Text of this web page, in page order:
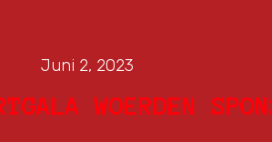
Juni 2, 2023
WOERDEN